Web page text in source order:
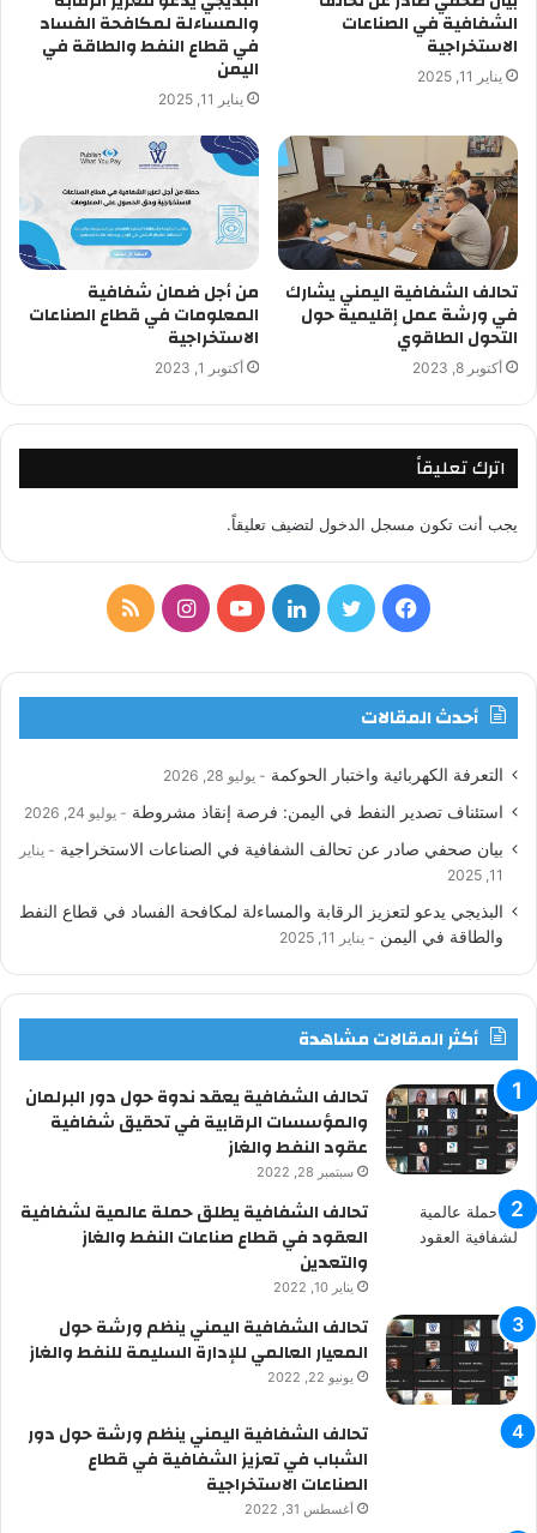
الشفافية في الصناعات
الاستخراجية
يناير 11, 2025
والمساءلة لمكافحة الفساد
في قطاع النفط والطاقة في
اليمن
يناير 11, 2025
تحالف الشفافية اليمني يشارك
في ورشة عمل إقليمية حول
التحول الطاقوي
أكتوبر 8, 2023
من أجل ضمان شفافية
المعلومات في قطاع الصناعات
الاستخراجية
أكتوبر 1, 2023
اترك تعليقاً
يجب أنت تكون مسجل الدخول لتضيف تعليقاً.
س
و
ك
ي
ن
إ
ت
و
ب
س
ر
خ
ل
ق
R
S
أحدث المقالات
التعرفة الكهربائية واختبار الحوكمة يوليو 28, 2026
استئناف تصدير النفط في اليمن: فرصة إنقاذ مشروطة يوليو 24, 2026
بيان صحفي صادر عن تحالف الشفافية في الصناعات الاستخراجية
يناير
11, 2025
البذيجي يدعو لتعزيز الرقابة والمساءلة لمكافحة الفساد في قطاع النفط
والطاقة في اليمن
يناير 11, 2025
أكثر المقالات مشاهدة
تحالف الشفافية يعقد ندوة حول دور البرلمان
والمؤسسات الرقابية في تحقيق شفافية
عقود النفط والغاز
سبتمبر 28, 2022
تحالف الشفافية يطلق حملة عالمية لشفافية
العقود في قطاع صناعات النفط والغاز
والتعدين
يناير 10, 2022
تحالف الشفافية اليمني ينظم ورشة حول
المعيار العالمي للإدارة السليمة للنفط والغاز
يونيو 22, 2022
تحالف الشفافية اليمني ينظم ورشة حول دور
الشباب في تعزيز الشفافية في قطاع
الصناعات الاستخراجية
أغسطس 31, 2022